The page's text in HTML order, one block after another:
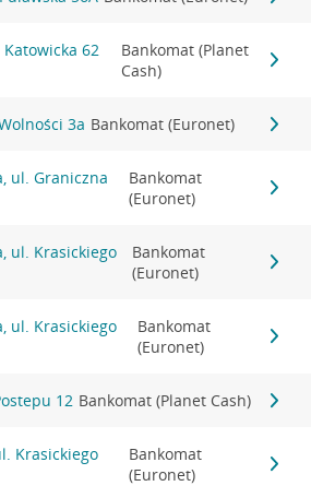
62
Bankomat (Planet
Cash)
3a Bankomat (Euronet)
ul. Graniczna
Bankomat
(Euronet)
ul. Krasickiego
Bankomat
(Euronet)
ul. Krasickiego
Bankomat
(Euronet)
12 Bankomat (Planet Cash)
Krasickiego
Bankomat
(Euronet)